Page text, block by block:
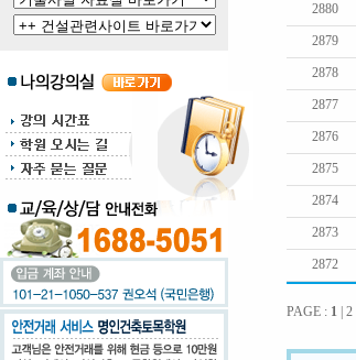
2880
2879
2878
2877
2876
2875
2874
2873
2872
PAGE : 1 2